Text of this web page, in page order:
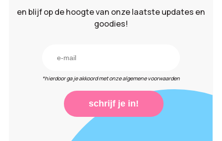
en blijf op de hoogte van onze laatste updates en
goodies!
*hierdoor ga je akkoord met onze algemene voorwaarden
schrijf je in!